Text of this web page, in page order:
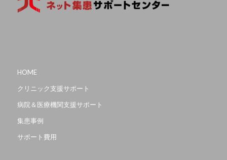
HOME
クリニック支援サポート
病院＆医療機関支援サポート
集患事例
サポート費用